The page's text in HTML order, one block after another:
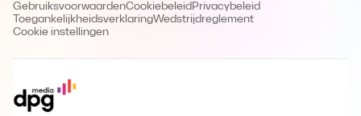
GebruiksvoorwaardenCookiebeleidPrivacybeleid
ToegankelijkheidsverklaringWedstrijdreglement
Cookie instellingen